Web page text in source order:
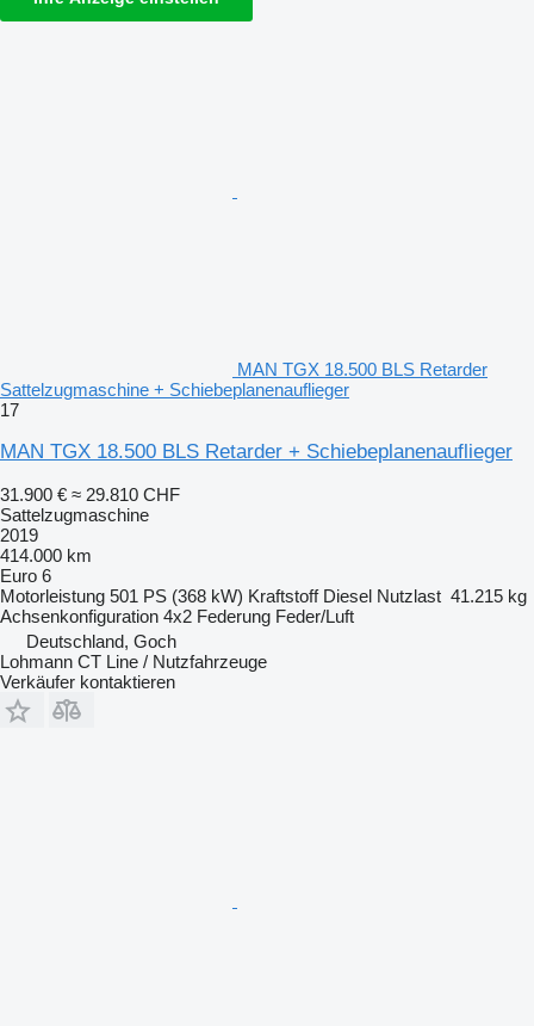
MAN TGX 18.500 BLS Retarder
Sattelzugmaschine + Schiebeplanenauflieger
17
MAN TGX 18.500 BLS Retarder + Schiebeplanenauflieger
31.900 € ≈ 29.810 CHF
Sattelzugmaschine
2019
414.000 km
Euro 6
Motorleistung 501 PS (368 kW) Kraftstoff Diesel Nutzlast 41.215 kg
Achsenkonfiguration 4x2 Federung Feder/Luft
Deutschland, Goch
Lohmann CT Line / Nutzfahrzeuge
Verkäufer kontaktieren